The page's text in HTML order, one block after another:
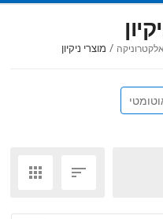
/ מוצרי ניקיון

